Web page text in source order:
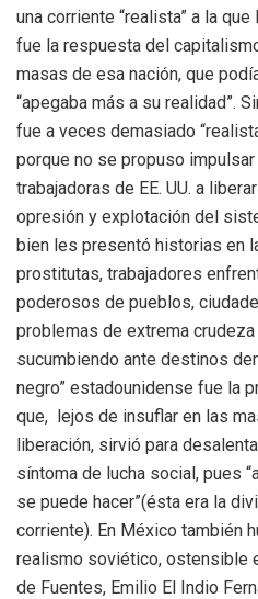
una corriente “realista” a la
fue la respuesta del
masas de esa nación, que
“apegaba más a su realidad”.
fue a veces demasiado
porque no se propuso
trabajadoras de EE. UU. a
opresión y explotación del
bien les presentó historias en
prostitutas, trabajadores
poderosos de pueblos,
problemas de extrema
sucumbiendo ante destinos
negro” estadounidense fue la
que, lejos de insuflar en las
liberación, sirvió para
síntoma de lucha social, pues
se puede hacer”(ésta era la
corriente). En México también
realismo soviético, ostensible
de Fuentes, Emilio El Indio